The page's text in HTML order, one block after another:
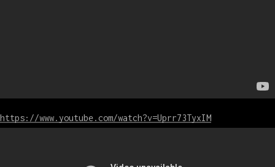
https://www.youtube.com/watch?v=Uprr73TyxIM